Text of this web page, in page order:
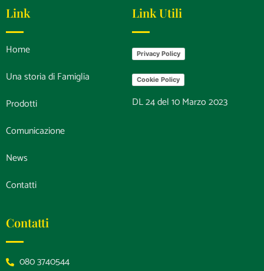
Link
Home
Una storia di Famiglia
Prodotti
Comunicazione
News
Contatti
Link Utili
Privacy Policy
Cookie Policy
DL 24 del 10 Marzo 2023
Contatti
080 3740544